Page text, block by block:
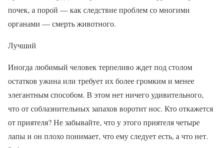
почек, а порой — как следствие проблем со многими
органами — смерть животного.
Лучший
Иногда любимый человек терпеливо ждет под столом
остатков ужина или требует их более громким и менее
элегантным способом. В этом нет ничего удивительного,
что от соблазнительных запахов воротит нос. Кто откажется
от приятеля? Не забывайте, что у этого приятеля четыре
лапы и он плохо понимает, что ему следует есть, а что нет.